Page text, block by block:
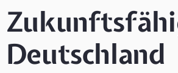
Deutschland